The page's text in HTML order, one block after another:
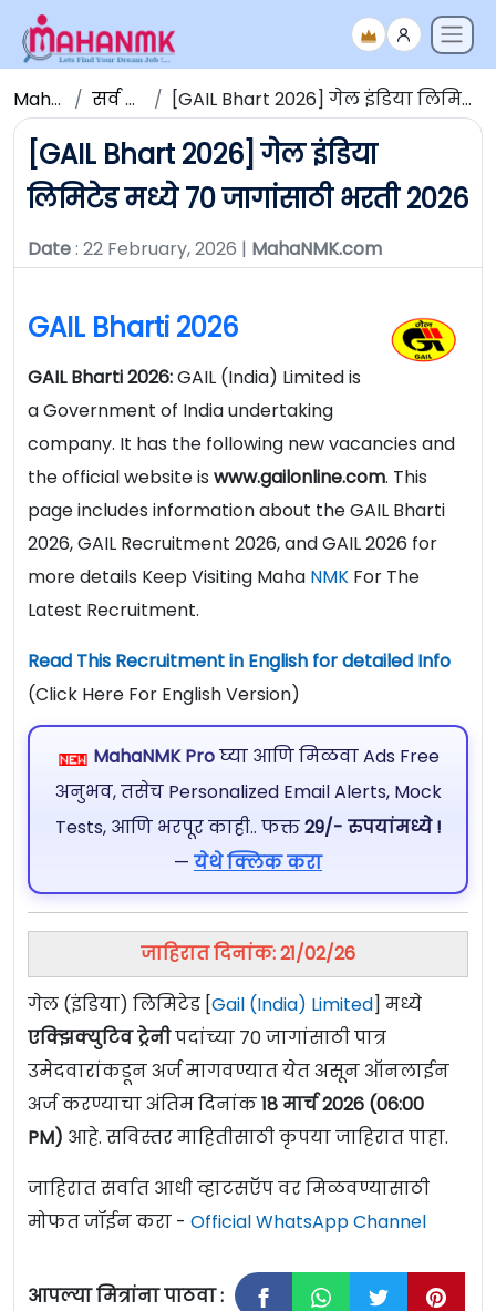
Maha NMK सर्व जाहिराती [GAIL Bhart 2026] गेल इंडिया लिमिटेड मध्ये 70 जागांसाठी भरती 2026
[GAIL Bhart 2026] गेल इंडिया
लिमिटेड मध्ये 70 जागांसाठी भरती 2026
Date: 22 February, 2026 | MahaNMK.com
GAIL Bharti 2026
GAIL Bharti 2026:GAIL (India) Limited is
a Government of India undertaking
company. It has the following new vacancies and
the official website is www.gailonline.com. This
page includes information about the GAIL Bharti
2026, GAIL Recruitment 2026, and GAIL 2026 for
more details Keep Visiting Maha NMK For The
Latest Recruitment.
Read This Recruitment in English for detailed Info
(Click Here For English Version)
MahaNMK Proघ्या आणि मिळवा Ads Free
अनुभव, तसेच Personalized Email Alerts, Mock
Tests, आणि भरपूर काही.. फक्त29/- रुपयांमध्ये !
— येथे क्लिक करा
जाहिरात दिनांक: 21/02/26
गेल (इंडिया) लिमिटेड [Gail (India) Limited] मध्ये
एक्झिक्युटिव ट्रेनीपदांच्या 70 जागांसाठी पात्र
उमेदवारांकडून अर्ज मागवण्यात येत असून ऑनलाईन
अर्ज करण्याचा अंतिम दिनांक18 मार्च 2026 (06:00
PM) आहे. सविस्तर माहितीसाठी कृपया जाहिरात पाहा.
जाहिरात सर्वात आधी व्हाटसऍप वर मिळवण्यासाठी
मोफत जॉईन करा - Official WhatsApp Channel
आपल्या मित्रांना पाठवा :